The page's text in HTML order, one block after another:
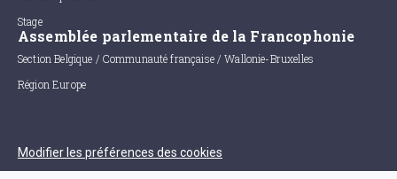
Stage
Assemblée parlementaire de la Francophonie
Section Belgique / Communauté française / Wallonie-Bruxelles
Région Europe
Modifier les préférences des cookies